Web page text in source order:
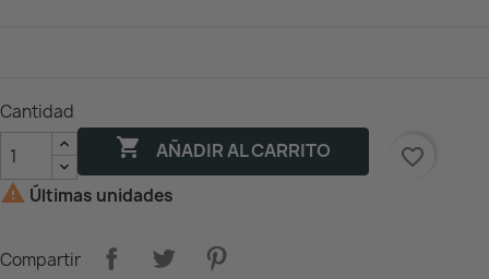
Cantidad
 AÑADIR AL CARRITO
favorite_border
 Últimas unidades
Compartir